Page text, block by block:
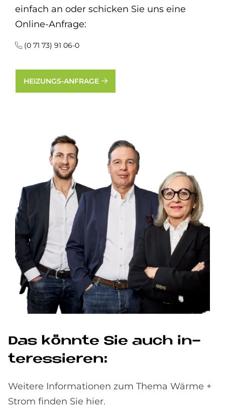
einfach an oder schicken Sie uns eine
Online-Anfrage:
(0 71 73) 91 06-0
HEIZUNGS-ANFRAGE
Das könn­te Sie auch in­
ter­es­sie­ren:
Weitere Informationen zum Thema Wärme +
Strom finden Sie hier.